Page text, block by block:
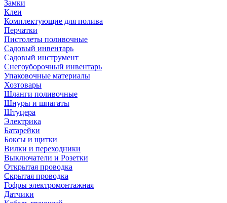
Замки
Клеи
Комплектующие для полива
Перчатки
Пистолеты поливочные
Садовый инвентарь
Садовый инструмент
Снегоуборочный инвентарь
Упаковочные материалы
Хозтовары
Шланги поливочные
Шнуры и шпагаты
Штуцера
Электрика
Батарейки
Боксы и щитки
Вилки и переходники
Выключатели и Розетки
Открытая проводка
Скрытая проводка
Гофры электромонтажная
Датчики